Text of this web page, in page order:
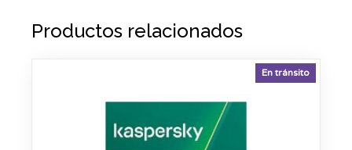
Productos relacionados
En tránsito